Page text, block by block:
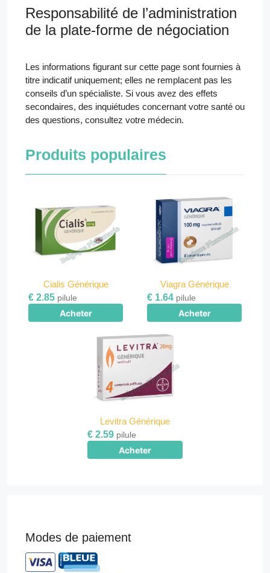
Responsabilité de l’administration
de la plate-forme de négociation
Les informations figurant sur cette page sont fournies à
titre indicatif uniquement; elles ne remplacent pas les
conseils d’un spécialiste. Si vous avez des effets
secondaires, des inquiétudes concernant votre santé ou
des questions, consultez votre médecin.
Produits populaires
Cialis Générique
€ 2.85pilule
Acheter
Viagra Générique
€ 1.64pilule
Acheter
Levitra Générique
€ 2.59 pilule
Acheter
Modes de paiement